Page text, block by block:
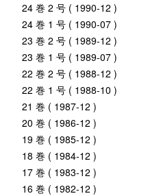
24 巻 2 号 ( 1990-12 )
24 巻 1 号 ( 1990-07 )
23 巻 2 号 ( 1989-12 )
23 巻 1 号 ( 1989-07 )
22 巻 2 号 ( 1988-12 )
22 巻 1 号 ( 1988-10 )
21 巻 ( 1987-12 )
20 巻 ( 1986-12 )
19 巻 ( 1985-12 )
18 巻 ( 1984-12 )
17 巻 ( 1983-12 )
16 巻 ( 1982-12 )